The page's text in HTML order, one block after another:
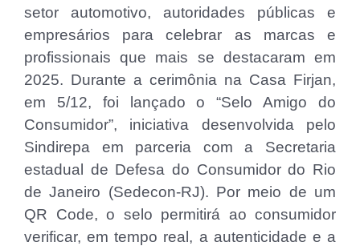
setor automotivo, autoridades públicas e
empresários para celebrar as marcas e
profissionais que mais se destacaram em
2025. Durante a cerimônia na Casa Firjan,
em 5/12, foi lançado o “Selo Amigo do
Consumidor”, iniciativa desenvolvida pelo
Sindirepa em parceria com a Secretaria
estadual de Defesa do Consumidor do Rio
de Janeiro (Sedecon-RJ). Por meio de um
QR Code, o selo permitirá ao consumidor
verificar, em tempo real, a autenticidade e a